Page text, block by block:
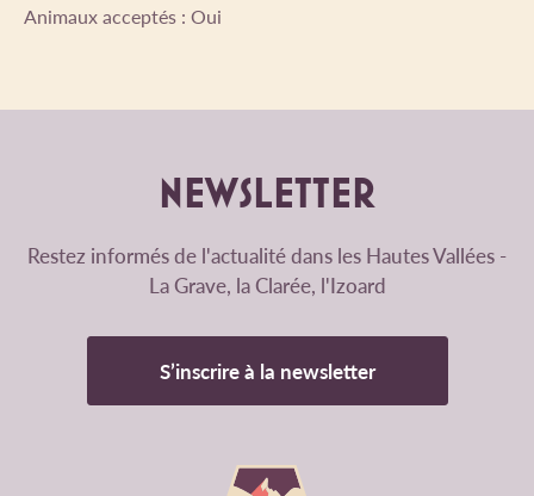
Animaux acceptés : Oui
NEWSLETTER
Restez informés de l'actualité dans les Hautes Vallées -
La Grave, la Clarée, l'Izoard
S’inscrire à la newsletter